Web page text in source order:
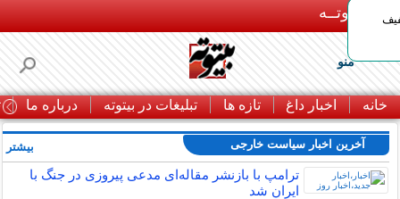
بـیتوتــه
منو
خانه اخبار داغ تازه ها تبلیغات در بیتوته درباره ما
50% تخفیف
آخرین اخبار سیاست خارجی
ترامپ با بازنشر مقاله‌ای مدعی پیروزی در جنگ با
ایران شد
بیشتر